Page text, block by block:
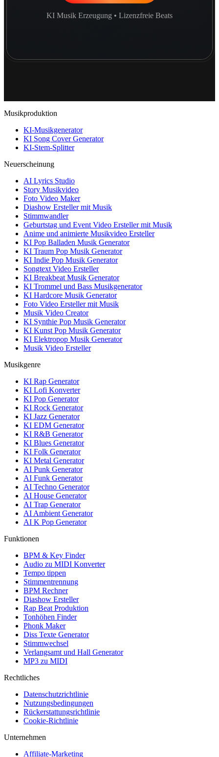
KI Musik Erzeugung • Lizenzfreie Beats
Musikproduktion
KI-Musikgenerator
KI Song Cover Generator
KI-Stem-Splitter
Neuerscheinung
AI Lyrics Studio
Story Musikvideo
Foto Video Maker
Diashow Ersteller mit Musik
Stimmwandler
Geburtstag und Event Video Ersteller mit Musik
Anime und animierte Musikvideo Ersteller
KI Pop Balladen Musik Generator
KI Traum Pop Musik Generator
KI Indie Pop Musik Generator
Songtext Video Ersteller
KI Breakbeat Musik Generator
KI Trommel und Bass Musikgenerator
KI Hardcore Musik Generator
Foto Video Ersteller mit Musik
Musik Video Creator
KI Synthie Pop Musik Generator
KI Kunst Pop Musik Generator
KI Elektropop Musik Generator
Musik Video Ersteller
Musikgenre
KI Rap Generator
KI Lofi Konverter
KI Pop Generator
KI Rock Generator
KI Jazz Generator
KI EDM Generator
KI R&B Generator
KI Blues Generator
KI Folk Generator
KI Metal Generator
AI Punk Generator
AI Funk Generator
AI Techno Generator
AI House Generator
AI Trap Generator
AI Ambient Generator
AI K Pop Generator
Funktionen
BPM & Key Finder
Audio zu MIDI Konverter
Tempo tippen
Stimmentrennung
BPM Rechner
Diashow Ersteller
Rap Beat Produktion
Tonhöhen Finder
Phonk Maker
Diss Texte Generator
Stimmwechsel
Verlangsamt und Hall Generator
MP3 zu MIDI
Rechtliches
Datenschutzrichtlinie
Nutzungsbedingungen
Rückerstattungsrichtlinie
Cookie-Richtlinie
Unternehmen
Affiliate-Marketing